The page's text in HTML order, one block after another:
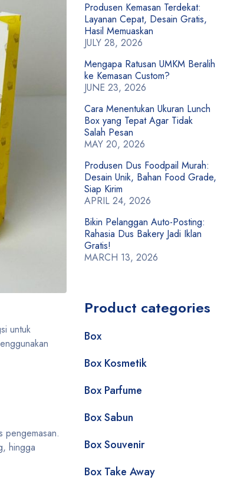
untuk
pengemasan.
hingga
Produsen Kemasan Terdekat:
Layanan Cepat, Desain Gratis,
Hasil Memuaskan
JULY 28, 2026
Mengapa Ratusan UMKM Beralih
ke Kemasan Custom?
JUNE 23, 2026
Cara Menentukan Ukuran Lunch
Box yang Tepat Agar Tidak
Salah Pesan
MAY 20, 2026
Produsen Dus Foodpail Murah:
Desain Unik, Bahan Food Grade,
Siap Kirim
APRIL 24, 2026
Bikin Pelanggan Auto-Posting:
Rahasia Dus Bakery Jadi Iklan
Gratis!
MARCH 13, 2026
Product categories
Box
Box Kosmetik
Box Parfume
Box Sabun
Box Souvenir
Box Take Away